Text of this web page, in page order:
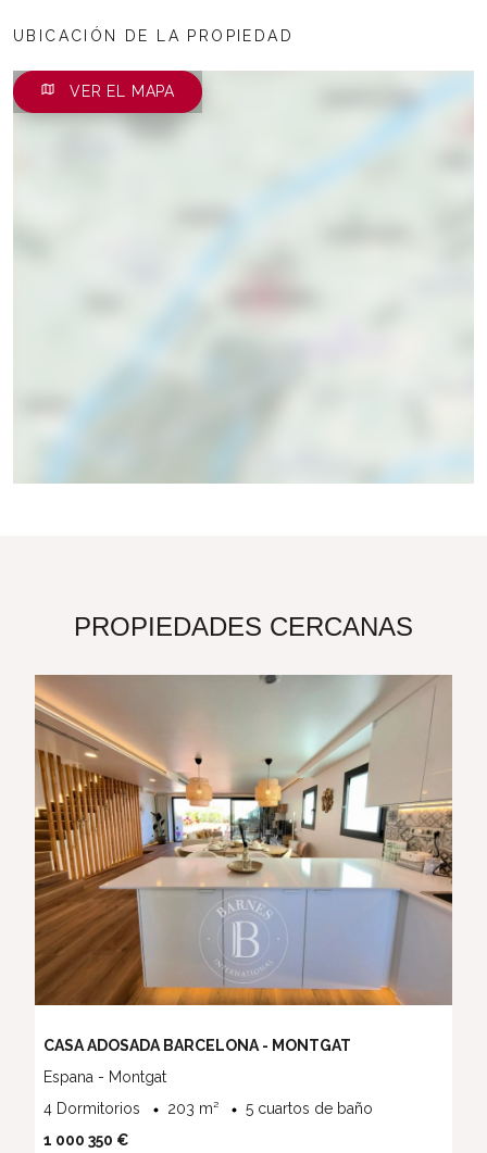
UBICACIÓN DE LA PROPIEDAD
VER EL MAPA
PROPIEDADES CERCANAS
CASA ADOSADA BARCELONA - MONTGAT
Espana - Montgat
4 Dormitorios
203 m²
5 cuartos de baño
1 000 350 €